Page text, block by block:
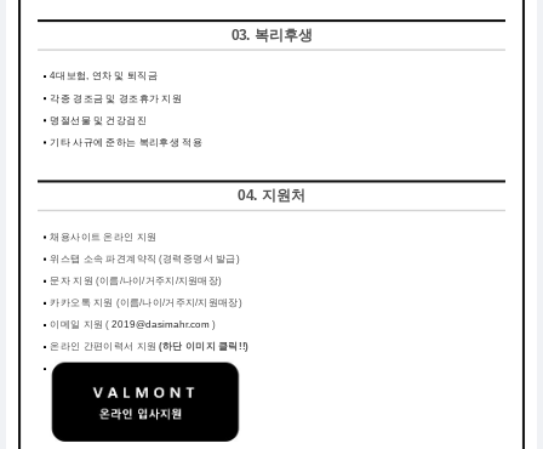
03. 복리후생
4대보험, 연차 및 퇴직금
각종 경조금 및 경조휴가 지원
명절선물 및 건강검진
기타 사규에 준하는 복리후생 적용
04. 지원처
채용사이트 온라인 지원
위스탭 소속 파견계약직 (경력증명서 발급)
문자 지원 (이름/나이/거주지/지원매장)
카카오톡 지원 (이름/나이/거주지/지원매장)
이메일 지원 (2019@dasimahr.com )
온라인 간편이력서 지원 (하단 이미지 클릭!!)